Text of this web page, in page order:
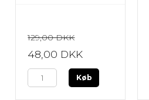
129,00 DKK
48,00 DKK
Køb